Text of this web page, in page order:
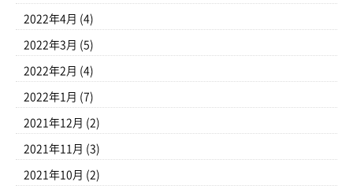
2022年4月 (4)
2022年3月 (5)
2022年2月 (4)
2022年1月 (7)
2021年12月 (2)
2021年11月 (3)
2021年10月 (2)